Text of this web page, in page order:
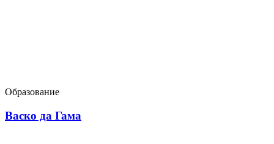
Образование
Васко да Гама